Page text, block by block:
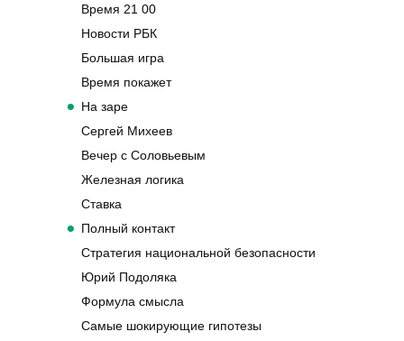
Время 21 00
Новости РБК
Большая игра
Время покажет
На заре
Сергей Михеев
Вечер с Соловьевым
Железная логика
Ставка
Полный контакт
Стратегия национальной безопасности
Юрий Подоляка
Формула смысла
Самые шокирующие гипотезы